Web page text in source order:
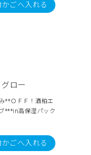
ごへ入れる
ロー
**ＯＦＦ！酒粕エ
***in高保湿パック
ごへ入れる